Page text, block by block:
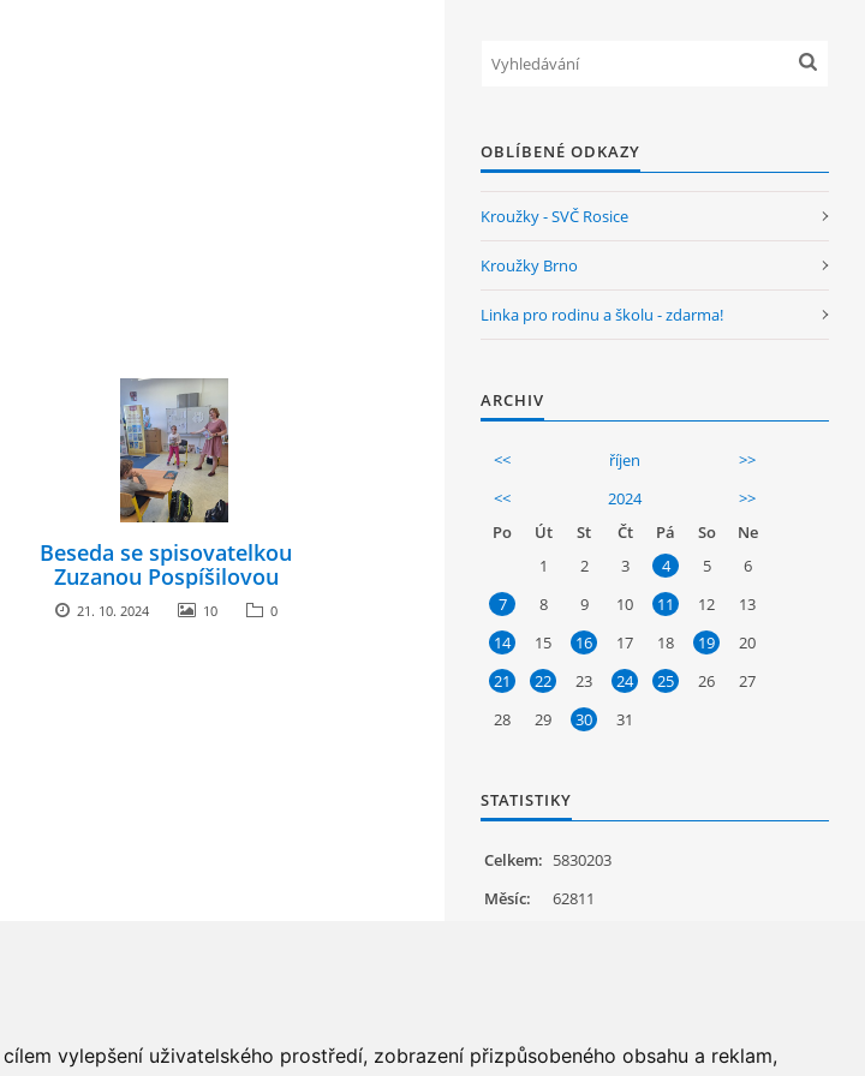
vylepšení uživatelského prostředí, zobrazení přizpůsobeného obsahu a reklam,
Beseda se spisovatelkou
Zuzanou Pospíšilovou
21. 10. 2024 10 0
OBLÍBENÉ ODKAZY
Kroužky - SVČ Rosice
Kroužky Brno
Linka pro rodinu a školu - zdarma!
ARCHIV
<< říjen
>>
<<
2024
>>
Po
Út St Čt Pá So
Ne
1
2 3 4 5
6
7
8 9 10 11 12
13
14
15 16 17 18 19
20
21
22 23 24 25 26
27
28
29 30 31
STATISTIKY
Celkem: 5830203
Měsíc:
62811